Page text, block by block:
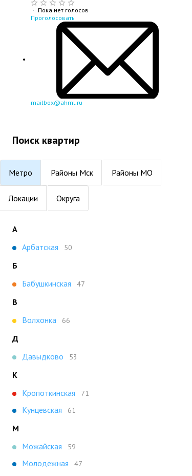
· Пока нет голосов
Проголосовать
mailbox@ahml.ru
Поиск квартир
Метро Районы Мск Районы МО
Локации Округа
А
Арбатская
50
Б
Бабушкинская
47
В
Волхонка
66
Д
Давыдково
53
К
Кропоткинская
71
Кунцевская 61
М
Можайская
59
Молодежная 47